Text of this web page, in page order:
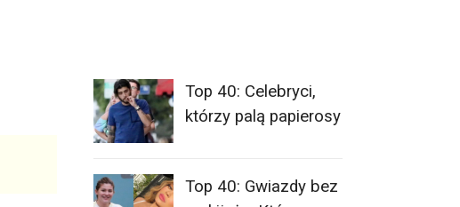
Top 40: Celebryci,
którzy palą papierosy
Top 40: Gwiazdy bez